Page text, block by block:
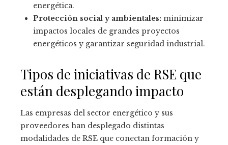
energética.
Protección social y ambientales: minimizar
impactos locales de grandes proyectos
energéticos y garantizar seguridad industrial.
Tipos de iniciativas de RSE que
están desplegando impacto
Las empresas del sector energético y sus
proveedores han desplegado distintas
modalidades de RSE que conectan formación y